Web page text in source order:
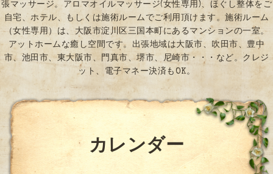
張マッサージ。アロマオイルマッサージ(女性専用)、ほぐし整体をご
自宅、ホテル、もしくは施術ルームでご利用頂けます。施術ルーム
（女性専用）は、大阪市淀川区三国本町にあるマンションの一室。
アットホームな癒し空間です。出張地域は大阪市、吹田市、豊中
市、池田市、東大阪市、門真市、堺市、尼崎市・・・など。クレジ
ット、電子マネー決済もOK。
カレンダー